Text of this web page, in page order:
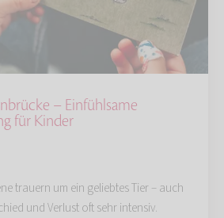
– Einfühlsame
für Kinder
trauern um ein geliebtes Tier – auch
und Verlust oft sehr intensiv.